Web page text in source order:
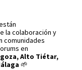
la colaboración y
comunidades
en
Alto Tiétar,
🌱